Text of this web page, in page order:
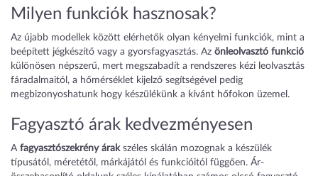
Milyen funkciók hasznosak?
Az újabb modellek között elérhetők olyan kényelmi funkciók, mint a
beépített jégkészítő vagy a gyorsfagyasztás. Az önleolvasztó funkció
különösen népszerű, mert megszabadít a rendszeres kézi leolvasztás
fáradalmaitól, a hőmérséklet kijelző segítségével pedig
megbizonyoshatunk hogy készülékünk a kívánt hőfokon üzemel.
Fagyasztó árak kedvezményesen
A fagyasztószekrény árak széles skálán mozognak a készülék
típusától, méretétől, márkájától és funkcióitól függően. Ár-